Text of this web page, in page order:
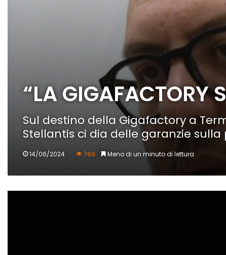
“LA GIGAFACTORY
Sul destino della Gigafactory a
Stellantis ci dia delle garanzie sulla
14/06/2024 769 Meno di un minuto di lettura